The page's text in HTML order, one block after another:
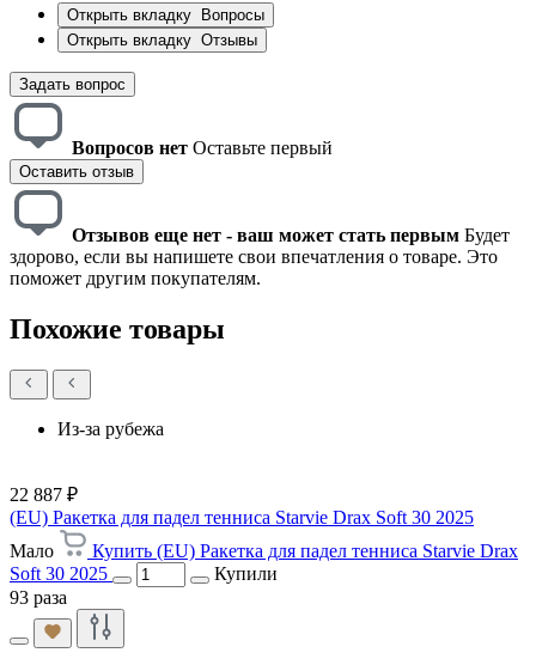
Открыть вкладку
Вопросы
Открыть вкладку Отзывы
Задать вопрос
Вопросов нет Оставьте первый
Оставить отзыв
Отзывов еще нет - ваш может стать первым Будет
здорово, если вы напишете свои впечатления о товаре. Это
поможет другим покупателям.
Похожие товары
Из-за рубежа
22 887 ₽
(EU) Ракетка для падел тенниса Starvie Drax Soft 30 2025
Мало
Купить (EU) Ракетка для падел тенниса Starvie Drax
Soft 30 2025
Купили
93 раза